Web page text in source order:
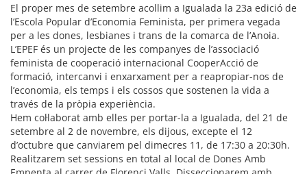
El proper mes de setembre acollim a Igualada la 23a edició de
l’Escola Popular d’Economia Feminista, per primera vegada
per a les dones, lesbianes i trans de la comarca de l’Anoia.
L’EPEF és un projecte de les companyes de l’associació
feminista de cooperació internacional CooperAcció de
formació, intercanvi i enxarxament per a reapropiar-nos de
l’economia, els temps i els cossos que sostenen la vida a
través de la pròpia experiència.
Hem col·laborat amb elles per portar-la a Igualada, del 21 de
setembre al 2 de novembre, els dijous, excepte el 12
d’octubre que canviarem pel dimecres 11, de 17:30 a 20:30h.
Realitzarem set sessions en total al local de Dones Amb